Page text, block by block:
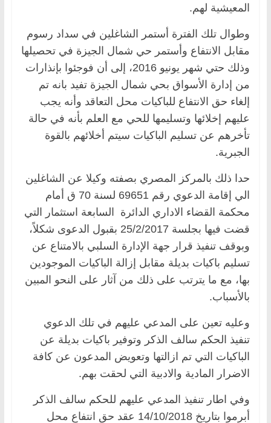
المعيشية لهم.
وطوال تلك الفترة أستمر الشاغلين في سداد رسوم
مقابل الانتفاع وأستمر حي شمال الجيزة في تحصيلها
وذلك حتي شهر يونيو 2016، إلى أن فوجئوا بإنذارات
من إدارة الأسواق بحي شمال الجيزة تفيد بانه تم
إلغاء حق الانتفاع للباكيات محل التعاقد وأنه يجب
عليهم إخلائها وتسليمها للحي مع العلم بأنه في حالة
تأخرهم عن تسليم الباكيات سيتم أخلائهم بالقوة
الجبرية.
حدا ذلك بالمركز المصري بصفته وكيلا عن الشاغلين
الي إقامة الدعوي رقم 69651 لسنة 70 ق أمام
محكمة القضاء الاداري الدائرة السابعة استثمار التي
قضت فيها بجلسة 25/2/2017 بقبول الدعوى شكلاً،
وبوقف تنفيذ قرار جهة الإدارة السلبي بالامتناع عن
تسليم باكيات بديلة مقابل إزالة الباكيات الموجودين
بها، مع ما يترتب على ذلك من آثار على النحو المبين
بالأسباب.
وعليه تعين على المدعي عليهم في تلك الدعوي
تنفيذ الحكم سالف الذكر وتوفير باكيات بديلة عن
الباكيات التي تم ازالتها وتعويض المدعون عن كافة
الاضرار المادية والادبية التي لحقت بهم.
وفي اطار تنفيذ المدعي عليهم للحكم سالف الذكر
أبرموا بتاريخ 14/10/2018 عقد حق انتفاع محل